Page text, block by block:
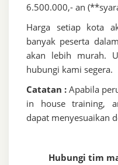
6.500.000,- an
Harga setiap kota
banyak peserta
akan lebih murah.
hubungi kami segera.
Catatan : Apabila
in house training,
dapat menyesuaikan
Hubungi tim